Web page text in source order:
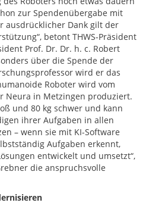
zur Spendenübergabe mit
ausdrücklicher Dank gilt der
betont THWS-Präsident
Prof. Dr. Dr. h. c. Robert
über die Spende der
wird er das
Roboter wird vom
Neura in Metzingen produziert.
und 80 kg schwer und kann
ihrer Aufgaben in allen
– wenn sie mit KI-Software
Aufgaben erkennt,
entwickelt und umsetzt“,
die anspruchsvolle